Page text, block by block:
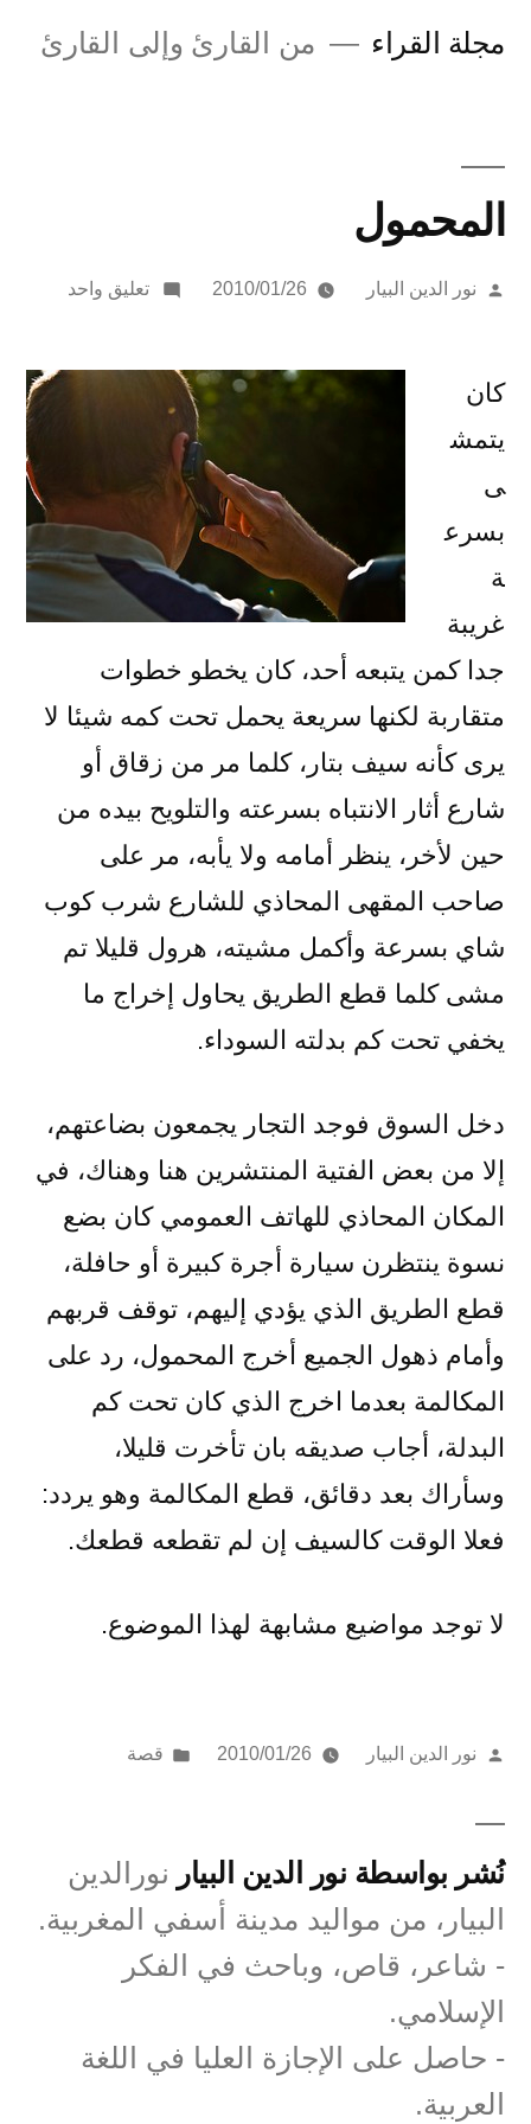
مجلة القراء من القارئ وإلى القارئ
المحمول
تمّ
نور الدين البيار 2010/01/26 تعليق واحد
كان
يتمش
ى
بسرع
ة
غريبة
جدا كمن يتبعه أحد، كان يخطو خطوات
متقاربة لكنها سريعة يحمل تحت كمه شيئا لا
يرى كأنه سيف بتار، كلما مر من زقاق أو
شارع أثار الانتباه بسرعته والتلويح بيده من
حين لأخر، ينظر أمامه ولا يأبه، مر على
صاحب المقهى المحاذي للشارع شرب كوب
شاي بسرعة وأكمل مشيته، هرول قليلا تم
مشى كلما قطع الطريق يحاول إخراج ما
يخفي تحت كم بدلته السوداء.
دخل السوق فوجد التجار يجمعون بضاعتهم،
إلا من بعض الفتية المنتشرين هنا وهناك، في
المكان المحاذي للهاتف العمومي كان بضع
نسوة ينتظرن سيارة أجرة كبيرة أو حافلة،
قطع الطريق الذي يؤدي إليهم، توقف قربهم
وأمام ذهول الجميع أخرج المحمول، رد على
المكالمة بعدما اخرج الذي كان تحت كم
البدلة، أجاب صديقه بان تأخرت قليلا،
وسأراك بعد دقائق، قطع المكالمة وهو يردد:
فعلا الوقت كالسيف إن لم تقطعه قطعك.
لا توجد مواضيع مشابهة لهذا الموضوع.
تمّ
بواسطة
نور الدين البيار 2010/01/26
نُشر
قصة
نُشر بواسطة نور الدين البيار نورالدين
البيار، من مواليد مدينة أسفي المغربية.
- شاعر، قاص، وباحث في الفكر
الإسلامي.
- حاصل على الإجازة العليا في اللغة
العربية.